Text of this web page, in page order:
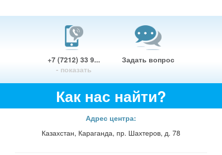
+7 (7212) 33 9...
- показать
Задать вопрос
Как нас найти?
Адрес центра:
Казахстан, Караганда, пр. Шахтеров, д. 78